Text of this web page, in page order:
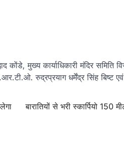
कोंडे, मुख्य कार्याधिकारी मंदिर समिति
रुद्रप्रयाग धर्मेंद्र सिंह बिष्ट
बारातियों से भरी स्कार्पियो 150